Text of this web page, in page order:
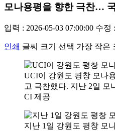
모나용평을 향한 극찬…
입력 : 2026-05-03 07:00:00 수정
인쇄 글씨 크기 선택 가장 작은
UCI이 강원도 평창 모나
고 극찬했다. 지난 2일
CI 제공
지난 1일 강원도 평창 모